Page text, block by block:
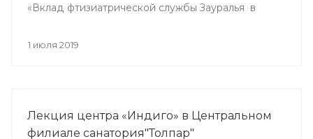
«Вклад фтизиатрической службы Зауралья в
года в городе Сибай.
1 июля 2019
Лекция центра «Индиго» в Центральном
филиале санатория"Толпар"